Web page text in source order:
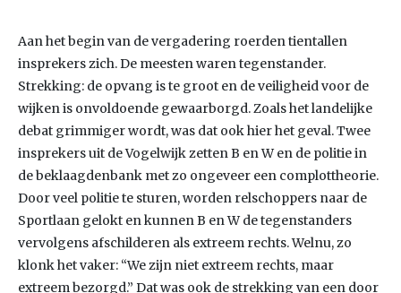
Aan het begin van de vergadering roerden tientallen
insprekers zich. De meesten waren tegenstander.
Strekking: de opvang is te groot en de veiligheid voor de
wijken is onvoldoende gewaarborgd. Zoals het landelijke
debat grimmiger wordt, was dat ook hier het geval. Twee
insprekers uit de Vogelwijk zetten B en W en de politie in
de beklaagdenbank met zo ongeveer een complottheorie.
Door veel politie te sturen, worden relschoppers naar de
Sportlaan gelokt en kunnen B en W de tegenstanders
vervolgens afschilderen als extreem rechts. Welnu, zo
klonk het vaker: “We zijn niet extreem rechts, maar
extreem bezorgd.” Dat was ook de strekking van een door